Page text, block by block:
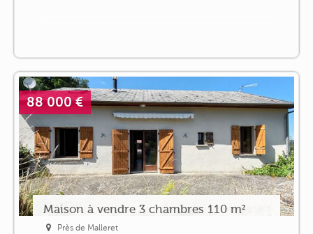
88 000 €
Maison à vendre 3 chambres 110 m²
Près de Malleret